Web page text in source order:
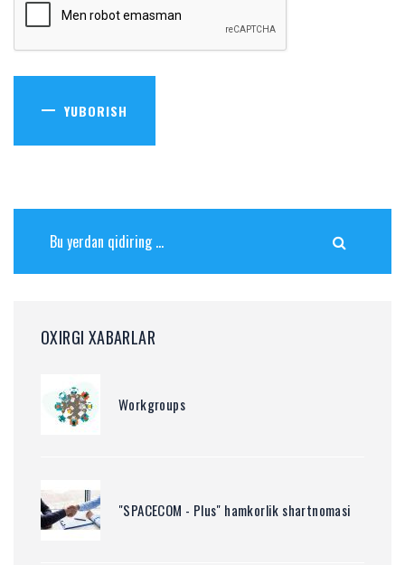
YUBORISH
OXIRGI XABARLAR
Workgroups
"SPACECOM - Plus" hamkorlik shartnomasi